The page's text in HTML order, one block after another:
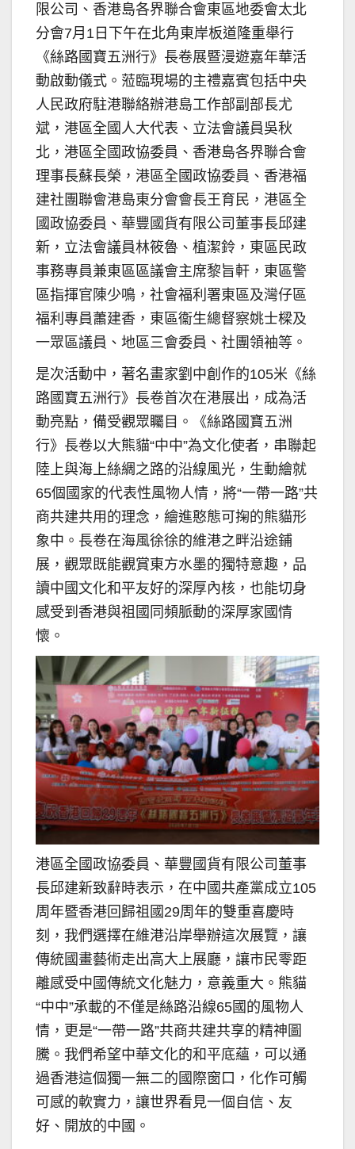
限公司、香港島各界聯合會東區地委會太北
分會7月1日下午在北角東岸板道隆重舉行
《絲路國寶五洲行》長卷展暨漫遊嘉年華活
動啟動儀式。蒞臨現場的主禮嘉賓包括中央
人民政府駐港聯絡辦港島工作部副部長尤
斌，港區全國人大代表、立法會議員吳秋
北，港區全國政協委員、香港島各界聯合會
理事長蘇長榮，港區全國政協委員、香港福
建社團聯會港島東分會會長王育民，港區全
國政協委員、華豐國貨有限公司董事長邱建
新，立法會議員林筱魯、植潔鈴，東區民政
事務專員兼東區區議會主席黎旨軒，東區警
區指揮官陳少鳴，社會福利署東區及灣仔區
福利專員蕭建香，東區衞生總督察姚士樑及
一眾區議員、地區三會委員、社團領袖等。
是次活動中，著名畫家劉中創作的105米《絲
路國寶五洲行》長卷首次在港展出，成為活
動亮點，備受觀眾矚目。《絲路國寶五洲
行》長卷以大熊貓“中中”為文化使者，串聯起
陸上與海上絲綢之路的沿線風光，生動繪就
65個國家的代表性風物人情，將“一帶一路”共
商共建共用的理念，繪進憨態可掬的熊貓形
象中。長卷在海風徐徐的維港之畔沿途鋪
展，觀眾既能觀賞東方水墨的獨特意趣，品
讀中國文化和平友好的深厚內核，也能切身
感受到香港與祖國同頻脈動的深厚家國情
懷。
港區全國政協委員、華豐國貨有限公司董事
長邱建新致辭時表示，在中國共產黨成立105
周年暨香港回歸祖國29周年的雙重喜慶時
刻，我們選擇在維港沿岸舉辦這次展覽，讓
傳統國畫藝術走出高大上展廳，讓市民零距
離感受中國傳統文化魅力，意義重大。熊貓
“中中”承載的不僅是絲路沿線65國的風物人
情，更是“一帶一路”共商共建共享的精神圖
騰。我們希望中華文化的和平底蘊，可以通
過香港這個獨一無二的國際窗口，化作可觸
可感的軟實力，讓世界看見一個自信、友
好、開放的中國。